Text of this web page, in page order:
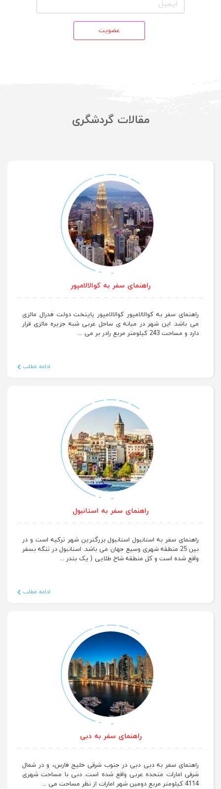
عضویت
مقالات گردشگری
راهنمای سفر به کوالالامپور
راهنمای سفر به کوالالامپور کوالالامپور پایتخت دولت فدرال مالزی
می باشد. این شهر در میانه ی ساحل غربی شبه جزیره مالزی قرار
دارد و مساحت 243 کیلومتر مربع رادر بر می ...
ادامه مطلب
راهنمای سفر به استانبول
راهنمای سفر به استانبول استانبول بزرگترین شهر ترکیه است و در
بین 25 منطقه شهری وسیع جهان می باشد. استانبول در تنگه بسفر
واقع شده است و کل منطقه شاخ طلایی ( یک بندر ...
ادامه مطلب
راهنمای سفر به دبی
راهنمای سفر به دبی دبی در جنوب شرقی خلیج فارس، و در شمال
شرقی امارات متحده عربی واقع شده است. دبی با مساحت شهری
4114 کیلومتر مربع دومین شهر امارات از نظر مساحت می ...